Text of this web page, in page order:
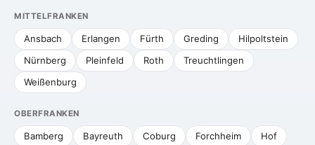
MITTELFRANKEN
Ansbach Erlangen Fürth Greding
Hilpoltstein
Nürnberg
Pleinfeld Roth
Treuchtlingen
Weißenburg
OBERFRANKEN
Bamberg Bayreuth Coburg Forchheim Hof